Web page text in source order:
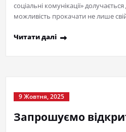
соціальні комунікації»
можливість прокачати не лише
Читати далі
9 Жовтня, 2025
Запрошуємо